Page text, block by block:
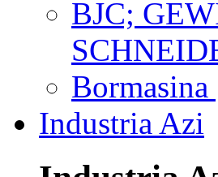
BJC;
Industria Azi